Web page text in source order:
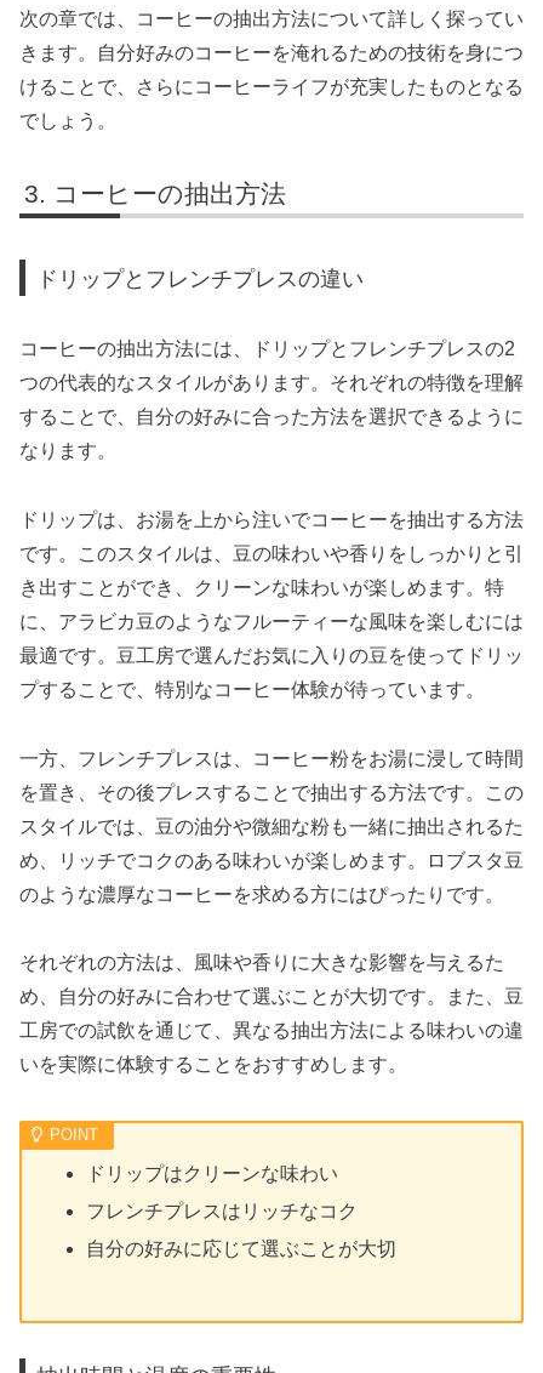
次の章では、コーヒーの抽出方法について詳しく探ってい
きます。自分好みのコーヒーを淹れるための技術を身につ
けることで、さらにコーヒーライフが充実したものとなる
でしょう。
コーヒーの抽出方法
ドリップとフレンチプレスの違い
コーヒーの抽出方法には、ドリップとフレンチプレスの2
つの代表的なスタイルがあります。それぞれの特徴を理解
することで、自分の好みに合った方法を選択できるように
なります。
ドリップは、お湯を上から注いでコーヒーを抽出する方法
です。このスタイルは、豆の味わいや香りをしっかりと引
き出すことができ、クリーンな味わいが楽しめます。特
に、アラビカ豆のようなフルーティーな風味を楽しむには
最適です。豆工房で選んだお気に入りの豆を使ってドリッ
プすることで、特別なコーヒー体験が待っています。
一方、フレンチプレスは、コーヒー粉をお湯に浸して時間
を置き、その後プレスすることで抽出する方法です。この
スタイルでは、豆の油分や微細な粉も一緒に抽出されるた
め、リッチでコクのある味わいが楽しめます。ロブスタ豆
のような濃厚なコーヒーを求める方にはぴったりです。
それぞれの方法は、風味や香りに大きな影響を与えるた
め、自分の好みに合わせて選ぶことが大切です。また、豆
工房での試飲を通じて、異なる抽出方法による味わいの違
いを実際に体験することをおすすめします。
ドリップはクリーンな味わい
フレンチプレスはリッチなコク
自分の好みに応じて選ぶことが大切